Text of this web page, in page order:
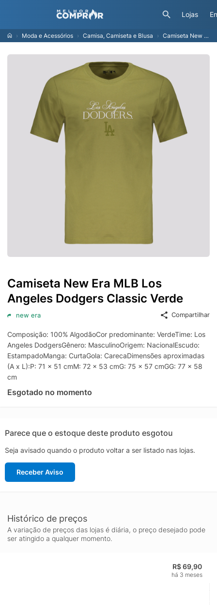
Lojas
Moda e Acessórios Camisa, Camiseta e Blusa Camiseta New Era MLB Los Angeles Dodgers Classic Verde
Camiseta New Era MLB Los
Angeles Dodgers Classic Verde
new era Compartilhar
Composição: 100% AlgodãoCor predominante: VerdeTime: Los
Angeles DodgersGênero: MasculinoOrigem: NacionalEscudo:
EstampadoManga: CurtaGola: CarecaDimensões aproximadas
(A x L):P: 71 x 51 cmM: 72 x 53 cmG: 75 x 57 cmGG: 77 x 58
cm
Esgotado no momento
Parece que o estoque deste produto esgotou
Seja avisado quando o produto voltar a ser listado nas lojas.
Receber Aviso
Histórico de preços
A variação de preços das lojas é diária, o preço desejado pode
ser atingido a qualquer momento.
R$ 69,90
há 3 meses